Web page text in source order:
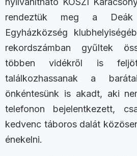
rendeztük meg a Deák
Egyházközség
rekordszámban gyűltek
többen vidékről is
találkozhassanak a
önkéntesünk is akadt, aki
telefonon bejelentkezett,
kedvenc táboros dalát
énekelni.